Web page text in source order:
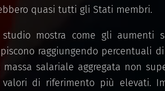
quasi tutti gli Stati membri.
mostra come gli aumenti
raggiungendo percentuali
salariale aggregata non
di riferimento più elevati.